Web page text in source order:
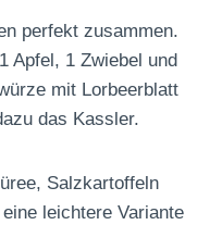
perfekt zusammen.
Apfel, 1 Zwiebel und
mit Lorbeerblatt
das Kassler.
Salzkartoffeln
leichtere Variante